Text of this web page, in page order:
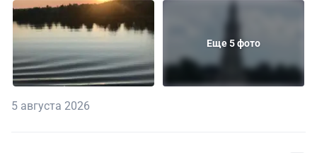
Еще 5 фото
5 августа 2026